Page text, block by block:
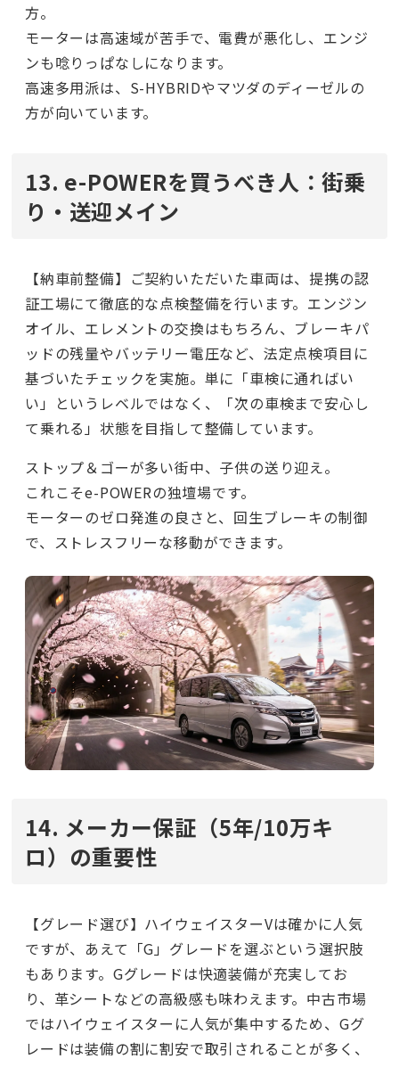
方。
モーターは高速域が苦手で、電費が悪化し、エンジ
ンも唸りっぱなしになります。
高速多用派は、S-HYBRIDやマツダのディーゼルの
方が向いています。
13. e-POWERを買うべき人：街乗
り・送迎メイン
【納車前整備】ご契約いただいた車両は、提携の認
証工場にて徹底的な点検整備を行います。エンジン
オイル、エレメントの交換はもちろん、ブレーキパ
ッドの残量やバッテリー電圧など、法定点検項目に
基づいたチェックを実施。単に「車検に通ればい
い」というレベルではなく、「次の車検まで安心し
て乗れる」状態を目指して整備しています。
ストップ＆ゴーが多い街中、子供の送り迎え。
これこそe-POWERの独壇場です。
モーターのゼロ発進の良さと、回生ブレーキの制御
で、ストレスフリーな移動ができます。
14. メーカー保証（5年/10万キ
ロ）の重要性
【グレード選び】ハイウェイスターVは確かに人気
ですが、あえて「G」グレードを選ぶという選択肢
もあります。Gグレードは快適装備が充実してお
り、革シートなどの高級感も味わえます。中古市場
ではハイウェイスターに人気が集中するため、Gグ
レードは装備の割に割安で取引されることが多く、